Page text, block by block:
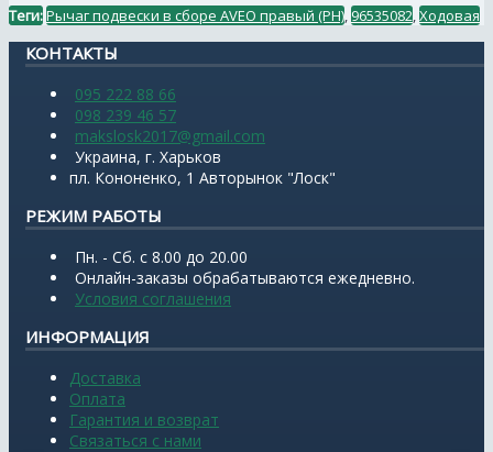
Теги:Рычаг подвески в сборе AVEO правый (PH) 96535082 Ходовая
КОНТАКТЫ
095 222 88 66
098 239 46 57
makslosk2017@gmail.com
Украина, г. Харьков
пл. Кононенко, 1 Авторынок "Лоск"
РЕЖИМ РАБОТЫ
Пн. - Сб. с 8.00 до 20.00
Онлайн-заказы обрабатываются ежедневно.
Условия соглашения
ИНФОРМАЦИЯ
Доставка
Оплата
Гарантия и возврат
Связаться с нами